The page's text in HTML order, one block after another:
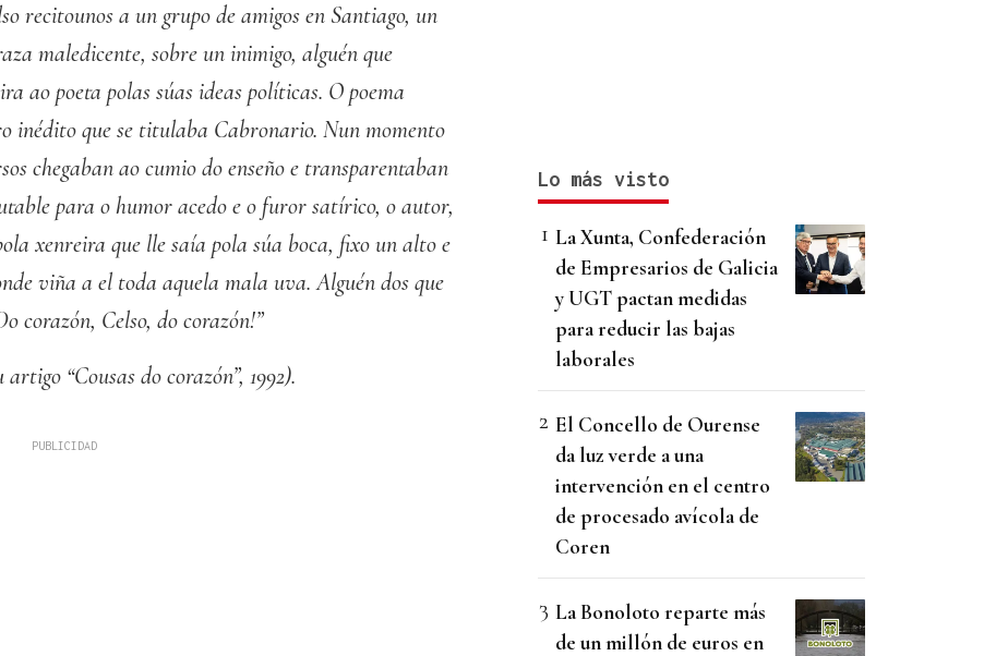
recitounos a un grupo de amigos en Santiago, un
maledicente, sobre un inimigo, alguén que
ao poeta polas súas ideas políticas. O poema
inédito que se titulaba Cabronario. Nun momento
chegaban ao cumio do enseño e transparentaban
para o humor acedo e o furor satírico, o autor,
xenreira que lle saía pola súa boca, fixo un alto e
viña a el toda aquela mala uva. Alguén dos que
corazón, Celso, do corazón!”
“Cousas do corazón”, 1992).
Lo más visto
La Xunta, Confederación
de Empresarios de Galicia
y UGT pactan medidas
para reducir las bajas
laborales
El Concello de Ourense
da luz verde a una
intervención en el centro
de procesado avícola de
Coren
La Bonoloto reparte más
de un millón de euros en